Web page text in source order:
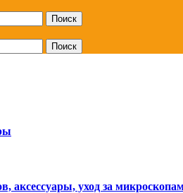
Поиск
Поиск
аксессуары, уход за